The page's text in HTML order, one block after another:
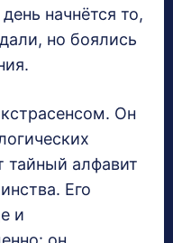
начнётся то,
но боялись
Он
тайный алфавит
Его
и